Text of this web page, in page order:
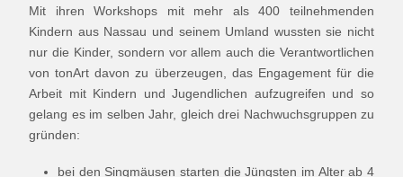
Mit ihren Workshops mit mehr als 400 teilnehmenden
Kindern aus Nassau und seinem Umland wussten sie nicht
nur die Kinder, sondern vor allem auch die Verantwortlichen
von tonArt davon zu überzeugen, das Engagement für die
Arbeit mit Kindern und Jugendlichen aufzugreifen und so
gelang es im selben Jahr, gleich drei Nachwuchsgruppen zu
gründen:
bei den Singmäusen starten die Jüngsten im Alter ab 4